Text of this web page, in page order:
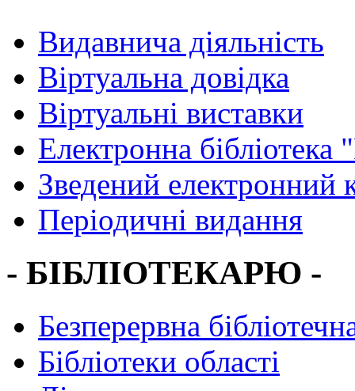
Видавнича діяльність
Віртуальна довідка
Віртуальні виставки
Електронна
Зведений електронний
Періодичні видання
- БІБЛІОТЕКАРЮ -
Безперервна
Бібліотеки області